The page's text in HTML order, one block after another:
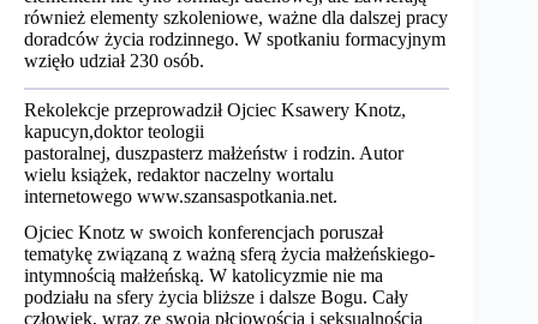
również elementy szkoleniowe, ważne dla dalszej pracy
doradców życia rodzinnego. W spotkaniu formacyjnym
wzięło udział 230 osób.
Rekolekcje przeprowadził Ojciec Ksawery Knotz,
kapucyn,doktor teologii
pastoralnej, duszpasterz małżeństw i rodzin. Autor
wielu książek, redaktor naczelny wortalu
internetowego www.szansaspotkania.net.
Ojciec Knotz w swoich konferencjach poruszał
tematykę związaną z ważną sferą życia małżeńskiego-
intymnością małżeńską. W katolicyzmie nie ma
podziału na sfery życia bliższe i dalsze Bogu. Cały
człowiek, wraz ze swoją płciowością i seksualnością